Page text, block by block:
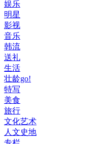
娱乐
明星
影视
音乐
韩流
送礼
生活
壮龄go!
特写
美食
旅行
文化艺术
人文史地